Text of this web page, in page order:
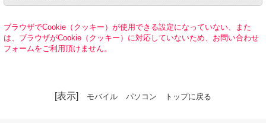
ブラウザでCookie（クッキー）が使用できる設定になっていない、また
は、ブラウザがCookie（クッキー）に対応していないため、お問い合わせ
フォームをご利用頂けません。
[表示] モバイル パソコン トップに戻る